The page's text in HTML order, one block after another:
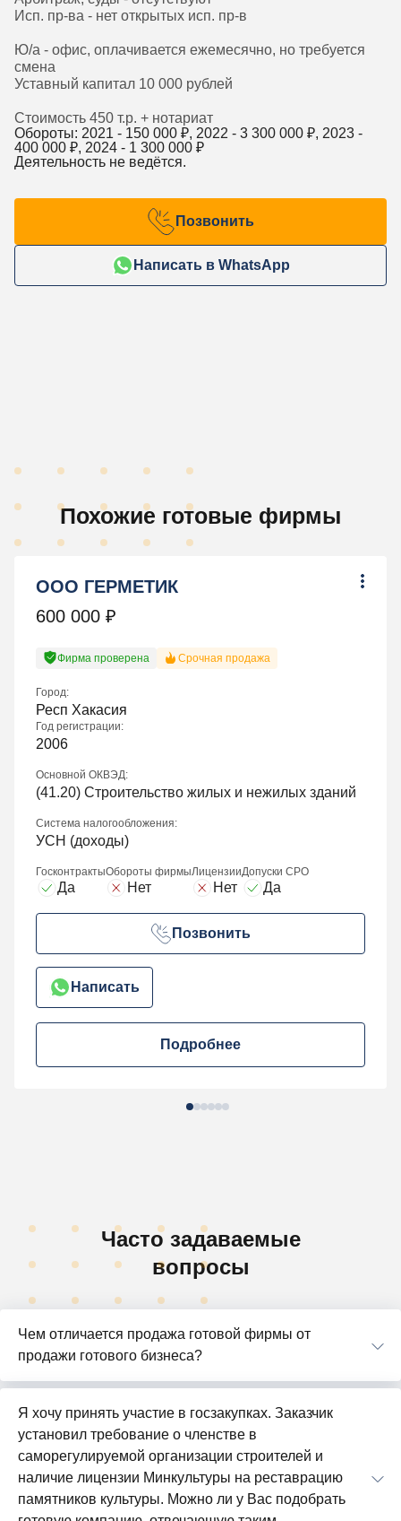
Исп. пр-ва - нет открытых исп. пр-в
Ю/а - офис, оплачивается ежемесячно, но требуется
смена
Уставный капитал 10 000 рублей
Стоимость 450 т.р. + нотариат
Обороты: 2021 - 150 000 ₽, 2022 - 3 300 000 ₽, 2023 -
400 000 ₽, 2024 - 1 300 000 ₽
Деятельность не ведётся.
Позвонить
Написать в WhatsApp
Похожие готовые фирмы
ООО ГЕРМЕТИК
600 000 ₽
Фирма проверена Срочная продажа
Город:
Респ Хакасия
Год регистрации:
2006
Основной ОКВЭД:
(41.20) Строительство жилых и нежилых зданий
Система налогообложения:
УСН (доходы)
Госконтракты
Да
Обороты фирмы
Нет
Лицензии
Нет
Допуски СРО
Да
Позвонить
Написать
Подробнее
Часто задаваемые
вопросы
Чем отличается продажа готовой фирмы от
продажи готового бизнеса?
Я хочу принять участие в госзакупках. Заказчик
установил требование о членстве в
саморегулируемой организации строителей и
наличие лицензии Минкультуры на реставрацию
памятников культуры. Можно ли у Вас подобрать